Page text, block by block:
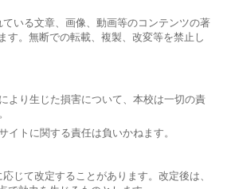
いる文章、画像、動画等のコンテンツの著
す。無断での転載、複製、改変等を禁止し
より生じた損害について、本校は一切の責
イトに関する責任は負いかねます。
じて改定することがあります。改定後は、